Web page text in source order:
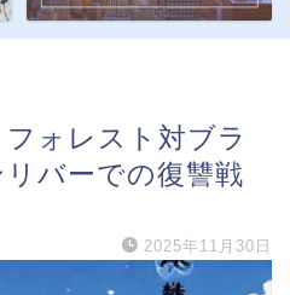
ォレスト対ブラ
バーでの復讐戦
2025年11月30日